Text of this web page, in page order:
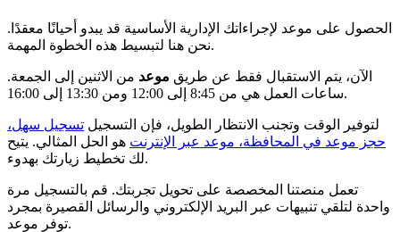
الحصول على موعد لإجراءاتك الإدارية الأساسية قد يبدو أحيانًا معقدًا.
نحن هنا لتبسيط هذه الخطوة المهمة.
الآن، يتم الاستقبال فقط عن طريق موعد من الاثنين إلى الجمعة.
ساعات العمل هي من 8:45 إلى 12:00 ومن 13:30 إلى 16:00.
لتوفير الوقت وتجنب الانتظار الطويل، فإن التسجيل تسجيل سهل،
حجز موعد في المحافظة، موعد عبر الإنترنت هو الحل المثالي. يتيح
لك تخطيط زيارتك بهدوء.
تعمل منصتنا المخصصة على تحويل تجربتك. قم بالتسجيل مرة
واحدة لتلقي تنبيهات عبر البريد الإلكتروني والرسائل القصيرة بمجرد
توفر موعد.